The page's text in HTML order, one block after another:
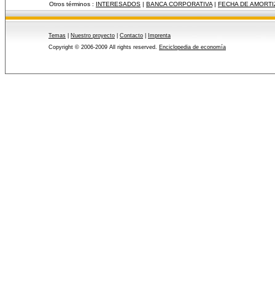
Otros términos : INTERESADOS | BANCA CORPORATIVA | FECHA DE
Temas Nuestro proyecto Contacto
Imprenta
Copyright © 2006-2009 All rights reserved. Enciclopedia de economía